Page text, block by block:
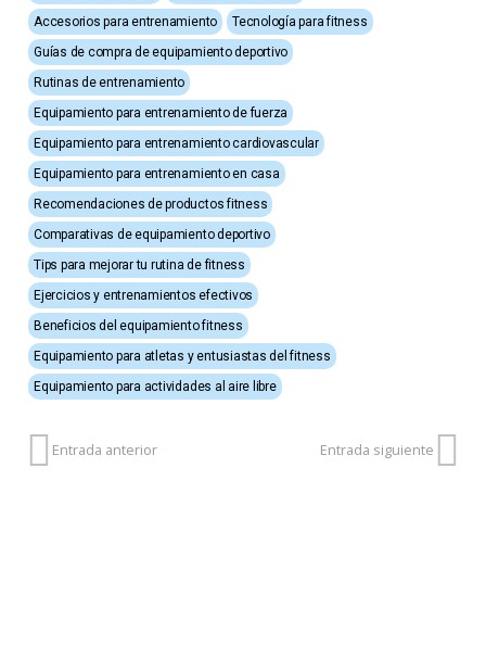
Accesorios para entrenamiento
Tecnología para fitness
Guías de compra de equipamiento deportivo
Rutinas de entrenamiento
Equipamiento para entrenamiento de fuerza
Equipamiento para entrenamiento cardiovascular
Equipamiento para entrenamiento en casa
Recomendaciones de productos fitness
Comparativas de equipamiento deportivo
Tips para mejorar tu rutina de fitness
Ejercicios y entrenamientos efectivos
Beneficios del equipamiento fitness
Equipamiento para atletas y entusiastas del fitness
Equipamiento para actividades al aire libre
Entrada anterior Entrada siguiente